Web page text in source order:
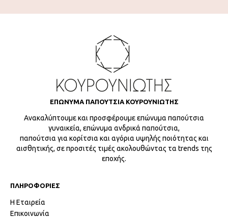
ΕΠΩΝΥΜΑ ΠΑΠΟΥΤΣΙΑ ΚΟΥΡΟΥΝΙΩΤΗΣ
Ανακαλύπτουμε και προσφέρουμε επώνυμα παπούτσια
γυναικεία, επώνυμα ανδρικά παπούτσια,
παπούτσια για κορίτσια και αγόρια υψηλής ποιότητας και
αισθητικής, σε προσιτές τιμές ακολουθώντας τα trends της
εποχής.
ΠΛΗΡΟΦΟΡΙΕΣ
Η Εταιρεία
Επικοινωνία